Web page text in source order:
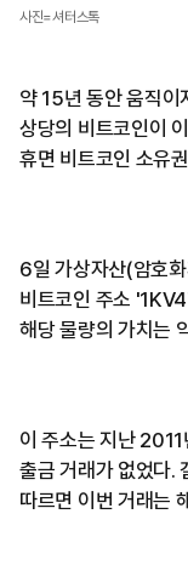
사진=셔터스톡
약 15년 동안 움직이
상당의 비트코인이
휴면 비트코인 소유
6일 가상자산(암호
비트코인 주소
해당 물량의 가치는
이 주소는 지난
출금 거래가 없었다.
따르면 이번 거래는